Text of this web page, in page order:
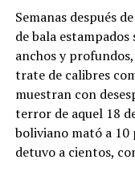
Semanas después
de bala
anchos y
trate de calibres
muestran con
terror de aquel 18
boliviano mató a 10
detuvo a cientos,